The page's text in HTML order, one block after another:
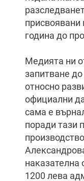
присвоявани
година до
Медията ни
запитване
относно
официални
сама е
поради тази
наказателна
1200 лева